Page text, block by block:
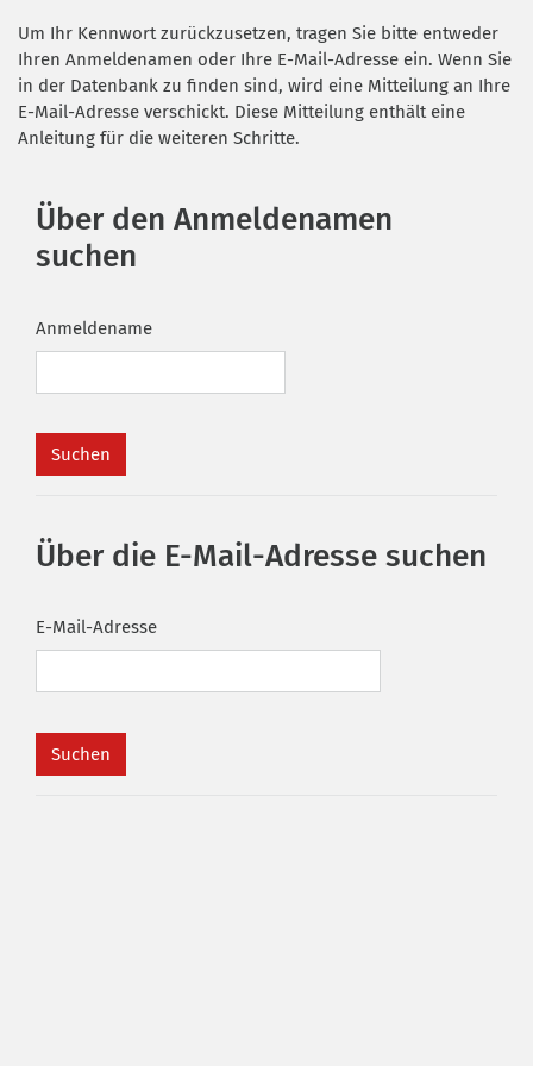
Um Ihr Kennwort zurückzusetzen, tragen Sie bitte entweder
Ihren Anmeldenamen oder Ihre E-Mail-Adresse ein. Wenn Sie
in der Datenbank zu finden sind, wird eine Mitteilung an Ihre
E-Mail-Adresse verschickt. Diese Mitteilung enthält eine
Anleitung für die weiteren Schritte.
Über den Anmeldenamen
suchen
Anmeldename
Über die E-Mail-Adresse suchen
E-Mail-Adresse